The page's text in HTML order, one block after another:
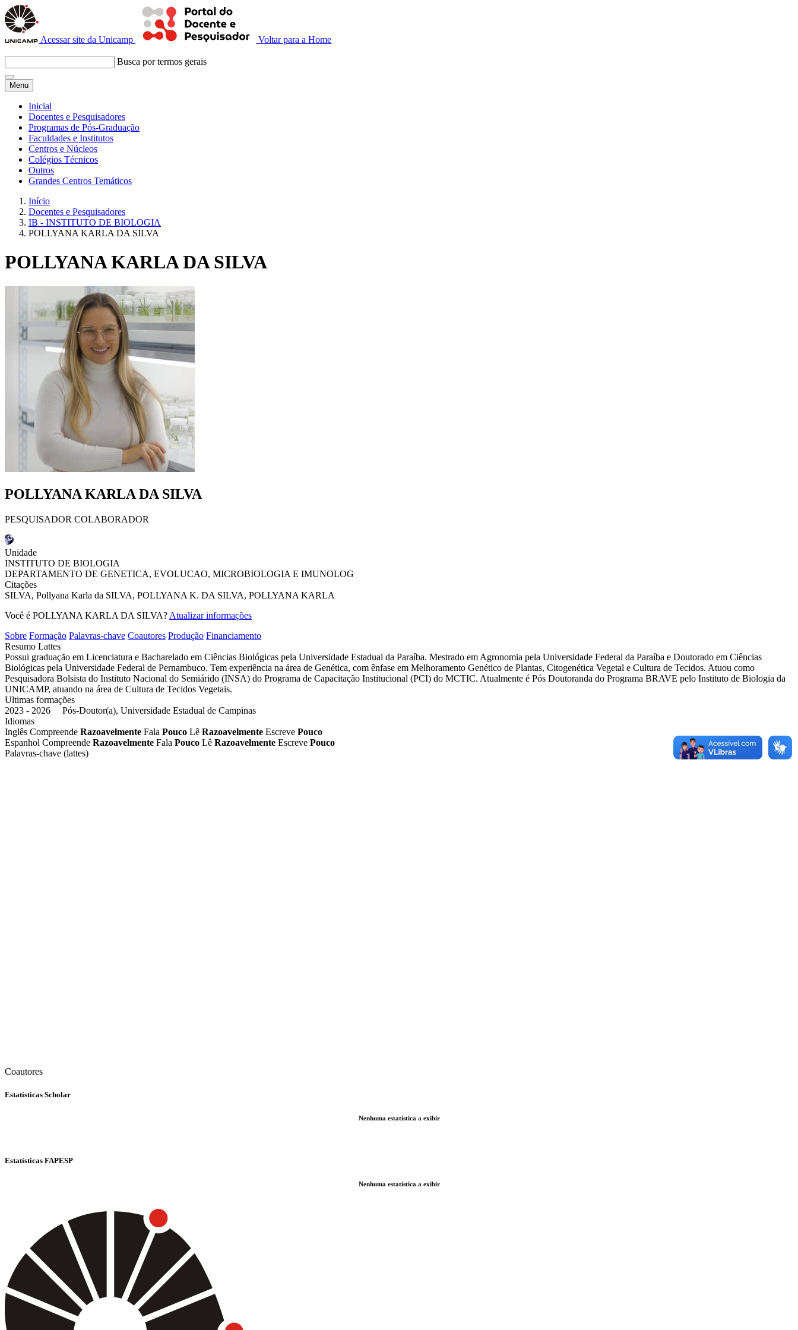
Acessar site da Unicamp Voltar para a Home
Busca por termos gerais
Menu
Inicial
Docentes e Pesquisadores
Programas de Pós-Graduação
Faculdades e Institutos
Centros e Núcleos
Colégios Técnicos
Outros
Grandes Centros Temáticos
Início
Docentes e Pesquisadores
IB - INSTITUTO DE BIOLOGIA
POLLYANA KARLA DA SILVA
POLLYANA KARLA DA SILVA
POLLYANA KARLA DA SILVA
PESQUISADOR COLABORADOR
Unidade
INSTITUTO DE BIOLOGIA
DEPARTAMENTO DE GENETICA, EVOLUCAO, MICROBIOLOGIA E IMUNOLOG
Citações
SILVA, Pollyana Karla da SILVA, POLLYANA K. DA SILVA, POLLYANA KARLA
Você é POLLYANA KARLA DA SILVA? Atualizar informações
Sobre Formação Palavras-chave Coautores Produção Financiamento
Resumo Lattes
Possui graduação em Licenciatura e Bacharelado em Ciências Biológicas pela Universidade Estadual da Paraíba. Mestrado em Agronomia pela Universidade Federal da Paraíba e Doutorado em Ciências
Biológicas pela Universidade Federal de Pernambuco. Tem experiência na área de Genética, com ênfase em Melhoramento Genético de Plantas, Citogenética Vegetal e Cultura de Tecidos. Atuou como
Pesquisadora Bolsista do Instituto Nacional do Semiárido (INSA) do Programa de Capacitação Institucional (PCI) do MCTIC. Atualmente é Pós Doutoranda do Programa BRAVE pelo Instituto de Biologia da
UNICAMP, atuando na área de Cultura de Tecidos Vegetais.
Ultimas formações
2023 - 2026 Pós-Doutor(a), Universidade Estadual de Campinas
Idiomas
Inglês Compreende Razoavelmente Fala Pouco Lê Razoavelmente Escreve Pouco
Espanhol Compreende Razoavelmente Fala Pouco Lê Razoavelmente Escreve Pouco
Palavras-chave (lattes)
Coautores
Estatísticas Scholar
Nenhuma estatística a exibir
Estatísticas FAPESP
Nenhuma estatística a exibir